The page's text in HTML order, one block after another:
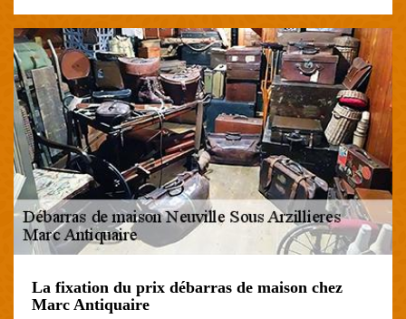
La fixation du prix débarras de maison chez
Marc Antiquaire